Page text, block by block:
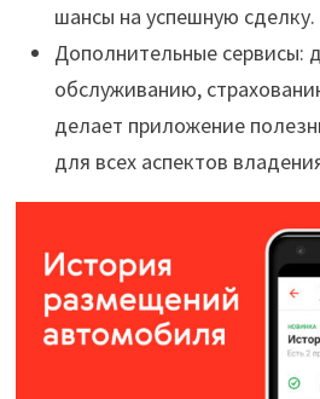
шансы на успешную сделку.
Дополнительные сервисы:
обслуживанию,
делает приложение
для всех аспектов